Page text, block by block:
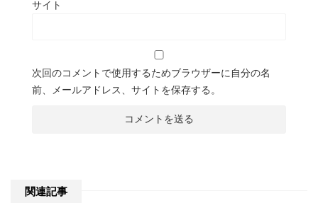
サイト
次回のコメントで使用するためブラウザーに自分の名
前、メールアドレス、サイトを保存する。
関連記事